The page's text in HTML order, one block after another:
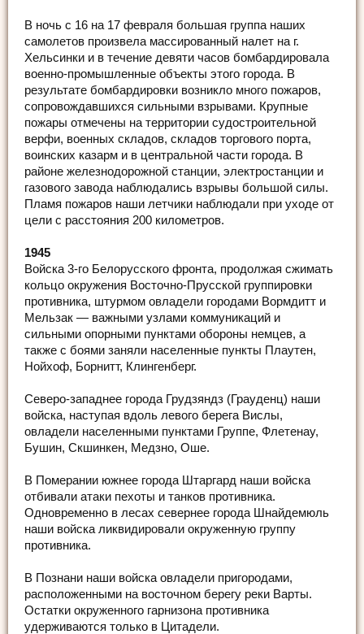
В ночь с 16 на 17 февраля большая группа наших
самолетов произвела массированный налет на г.
Хельсинки и в течение девяти часов бомбардировала
военно-промышленные объекты этого города. В
результате бомбардировки возникло много пожаров,
сопровождавшихся сильными взрывами. Крупные
пожары отмечены на территории судостроительной
верфи, военных складов, складов торгового порта,
воинских казарм и в центральной части города. В
районе железнодорожной станции, электростанции и
газового завода наблюдались взрывы большой силы.
Пламя пожаров наши летчики наблюдали при уходе от
цели с расстояния 200 километров.
1945
Войска 3-го Белорусского фронта, продолжая сжимать
кольцо окружения Восточно-Прусской группировки
противника, штурмом овладели городами Вормдитт и
Мельзак — важными узлами коммуникаций и
сильными опорными пунктами обороны немцев, а
также с боями заняли населенные пункты Плаутен,
Нойхоф, Борнитт, Клингенберг.
Северо-западнее города Грудзяндз (Грауденц) наши
войска, наступая вдоль левого берега Вислы,
овладели населенными пунктами Группе, Флетенау,
Бушин, Скшинкен, Медзно, Оше.
В Померании южнее города Штаргард наши войска
отбивали атаки пехоты и танков противника.
Одновременно в лесах севернее города Шнайдемюль
наши войска ликвидировали окруженную группу
противника.
В Познани наши войска овладели пригородами,
расположенными на восточном берегу реки Варты.
Остатки окруженного гарнизона противника
удерживаются только в Цитадели.